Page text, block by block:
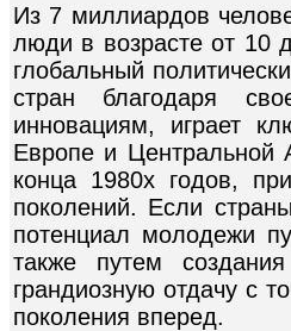
Из 7 миллиардов
люди в возрасте от 10
глобальный
стран благодаря
инновациям, играет
Европе и Центральной
конца 1980х годов,
поколений. Если
потенциал молодежи
также путем
грандиозную отдачу с
поколения вперед.